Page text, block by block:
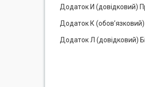
Додаток И (довідковий)
Додаток К (обов’язковий)
Додаток Л (довідковий)